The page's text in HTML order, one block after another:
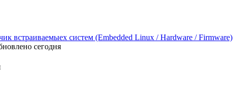
встраиваемыех систем (Embedded Linux / Hardware / Firmware)
сегодня